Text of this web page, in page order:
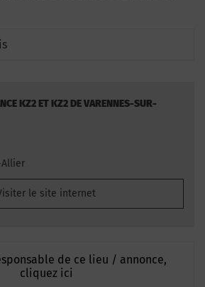
KZ2 ET KZ2 DE VARENNES-SUR-
Allier
le site internet
de ce lieu / annonce,
cliquez ici